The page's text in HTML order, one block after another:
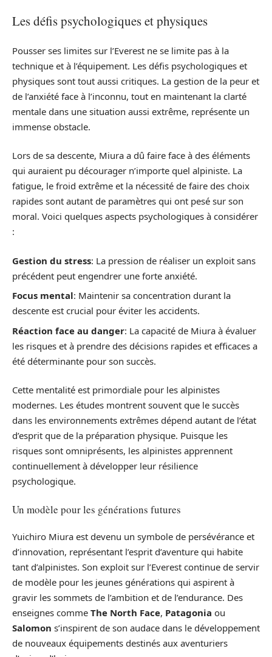
Les défis psychologiques et physiques
Pousser ses limites sur l’Everest ne se limite pas à la
technique et à l’équipement. Les défis psychologiques et
physiques sont tout aussi critiques. La gestion de la peur et
de l’anxiété face à l’inconnu, tout en maintenant la clarté
mentale dans une situation aussi extrême, représente un
immense obstacle.
Lors de sa descente, Miura a dû faire face à des éléments
qui auraient pu décourager n’importe quel alpiniste. La
fatigue, le froid extrême et la nécessité de faire des choix
rapides sont autant de paramètres qui ont pesé sur son
moral. Voici quelques aspects psychologiques à considérer
:
Gestion du stress: La pression de réaliser un exploit sans
précédent peut engendrer une forte anxiété.
Focus mental: Maintenir sa concentration durant la
descente est crucial pour éviter les accidents.
Réaction face au danger: La capacité de Miura à évaluer
les risques et à prendre des décisions rapides et efficaces a
été déterminante pour son succès.
Cette mentalité est primordiale pour les alpinistes
modernes. Les études montrent souvent que le succès
dans les environnements extrêmes dépend autant de l’état
d’esprit que de la préparation physique. Puisque les
risques sont omniprésents, les alpinistes apprennent
continuellement à développer leur résilience
psychologique.
Un modèle pour les générations futures
Yuichiro Miura est devenu un symbole de persévérance et
d’innovation, représentant l’esprit d’aventure qui habite
tant d’alpinistes. Son exploit sur l’Everest continue de servir
de modèle pour les jeunes générations qui aspirent à
gravir les sommets de l’ambition et de l’endurance. Des
enseignes comme The North Face, Patagonia ou
Salomon s’inspirent de son audace dans le développement
de nouveaux équipements destinés aux aventuriers